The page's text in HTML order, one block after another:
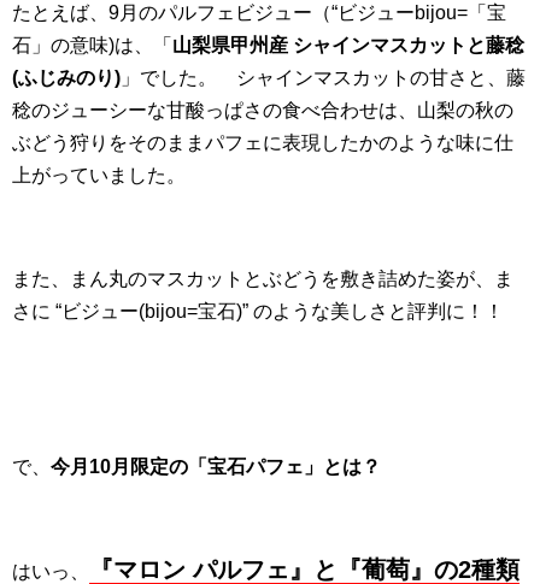
たとえば、9月のパルフェビジュー（“ビジューbijou=「宝
石」の意味)は、「 山梨県甲州産 シャインマスカットと藤稔
(ふじみのり) 」でした。 シャインマスカットの甘さと、藤
稔のジューシーな甘酸っぱさの食べ合わせは、山梨の秋の
ぶどう狩りをそのままパフェに表現したかのような味に仕
上がっていました。
また、まん丸のマスカットとぶどうを敷き詰めた姿が、ま
さに “ビジュー(bijou=宝石)” のような美しさと評判に！！
で、 今月10月限定の「宝石パフェ」とは？
はいっ、 『マロン パルフェ』と 『葡萄』の2種類